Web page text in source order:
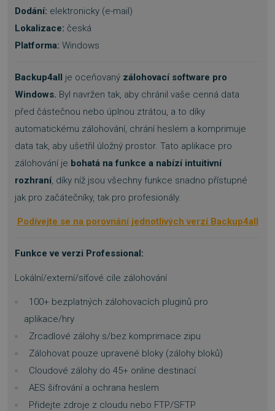
Dodání: elektronicky (e-mail)
Lokalizace: česká
Platforma: Windows
Backup4all je oceňovaný zálohovací software pro
Windows. Byl navržen tak, aby chránil vaše cenná data
před částečnou nebo úplnou ztrátou, a to díky
automatickému zálohování, chrání heslem a komprimuje
data tak, aby ušetřil úložný prostor. Tato aplikace pro
zálohování je bohatá na funkce a nabízí intuitivní
rozhraní, díky níž jsou všechny funkce snadno přístupné
jak pro začátečníky, tak pro profesionály.
Podívejte se na porovnání jednotlivých verzí Backup4all
Funkce ve verzi Professional:
Lokální/externí/síťové cíle zálohování
100+ bezplatných zálohovacích pluginů pro
aplikace/hry
Zrcadlové zálohy s/bez komprimace zipu
Zálohovat pouze upravené bloky (zálohy bloků)
Cloudové zálohy do 45+ online destinací
AES šifrování a ochrana heslem
Přidejte zdroje z cloudu nebo FTP/SFTP